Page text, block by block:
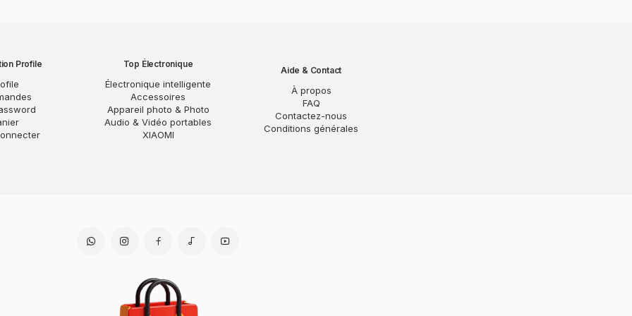
Profile Top Électronique
Électronique intelligente
Accessoires
Appareil photo & Photo
Audio & Vidéo portables
XIAOMI
Aide & Contact
À propos
FAQ
Contactez-nous
Conditions générales